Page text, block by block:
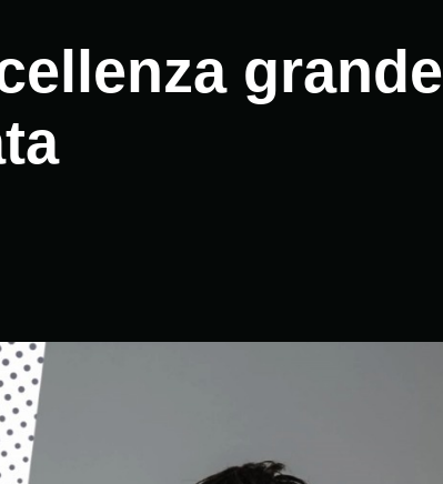
grande